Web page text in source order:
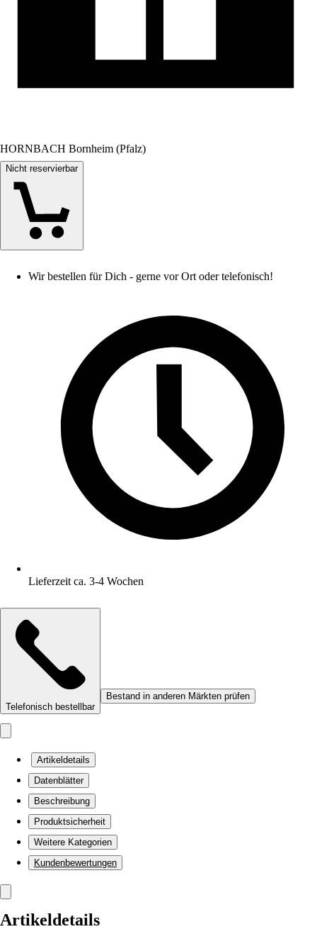
HORNBACH Bornheim (Pfalz)
Nicht reservierbar
Wir bestellen für Dich - gerne vor Ort oder telefonisch!
Lieferzeit ca. 3-4 Wochen
Telefonisch bestellbar
Bestand in anderen Märkten prüfen
Artikeldetails
Datenblätter
Beschreibung
Produktsicherheit
Weitere Kategorien
Kundenbewertungen
Artikeldetails